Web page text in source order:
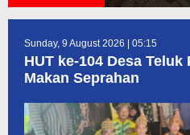
Sunday, 9 August 2026 | 05:15
HUT ke-104 Desa
Makan Seprahan